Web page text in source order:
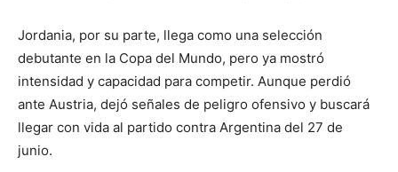
Jordania, por su parte, llega como una selección
debutante en la Copa del Mundo, pero ya mostró
intensidad y capacidad para competir. Aunque perdió
ante Austria, dejó señales de peligro ofensivo y buscará
llegar con vida al partido contra Argentina del 27 de
junio.